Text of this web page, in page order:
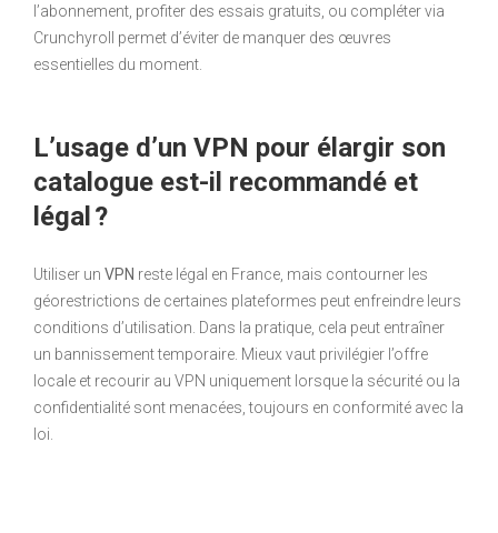
l’abonnement, profiter des essais gratuits, ou compléter via
Crunchyroll permet d’éviter de manquer des œuvres
essentielles du moment.
L’usage d’un VPN pour élargir son
catalogue est-il recommandé et
légal ?
Utiliser un VPN reste légal en France, mais contourner les
géorestrictions de certaines plateformes peut enfreindre leurs
conditions d’utilisation. Dans la pratique, cela peut entraîner
un bannissement temporaire. Mieux vaut privilégier l’offre
locale et recourir au VPN uniquement lorsque la sécurité ou la
confidentialité sont menacées, toujours en conformité avec la
loi.